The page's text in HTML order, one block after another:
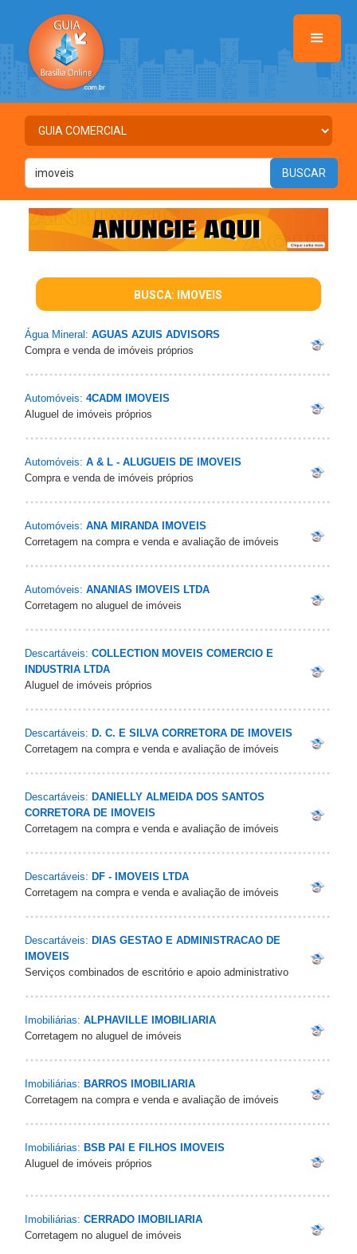
BUSCA: IMOVEIS
Água Mineral: AGUAS AZUIS ADVISORS
Compra e venda de imóveis próprios
Automóveis: 4CADM IMOVEIS
Aluguel de imóveis próprios
Automóveis: A & L - ALUGUEIS DE IMOVEIS
Compra e venda de imóveis próprios
Automóveis: ANA MIRANDA IMOVEIS
Corretagem na compra e venda e avaliação de imóveis
Automóveis: ANANIAS IMOVEIS LTDA
Corretagem no aluguel de imóveis
Descartáveis: COLLECTION MOVEIS COMERCIO E
INDUSTRIA LTDA
Aluguel de imóveis próprios
Descartáveis: D. C. E SILVA CORRETORA DE IMOVEIS
Corretagem na compra e venda e avaliação de imóveis
Descartáveis: DANIELLY ALMEIDA DOS SANTOS
CORRETORA DE IMOVEIS
Corretagem na compra e venda e avaliação de imóveis
Descartáveis: DF - IMOVEIS LTDA
Corretagem na compra e venda e avaliação de imóveis
Descartáveis: DIAS GESTAO E ADMINISTRACAO DE
IMOVEIS
Serviços combinados de escritório e apoio administrativo
Imobiliárias: ALPHAVILLE IMOBILIARIA
Corretagem no aluguel de imóveis
Imobiliárias: BARROS IMOBILIARIA
Corretagem na compra e venda e avaliação de imóveis
Imobiliárias: BSB PAI E FILHOS IMOVEIS
Aluguel de imóveis próprios
Imobiliárias: CERRADO IMOBILIARIA
Corretagem no aluguel de imóveis